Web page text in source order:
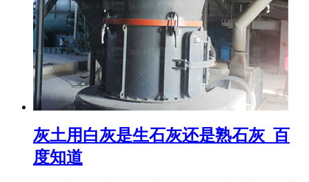
灰土用白灰是生石灰还是熟石灰_百
度知道